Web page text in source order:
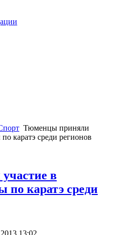
Тюменцы приняли
каратэ среди регионов
в
по каратэ среди